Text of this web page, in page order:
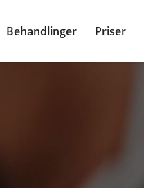
Behandlinger Priser